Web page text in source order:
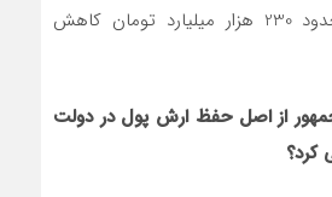
نفت در بودجه به حدود 230 هزار میلیارد تومان کاهش
از اصل حفظ ارش پول در دولت